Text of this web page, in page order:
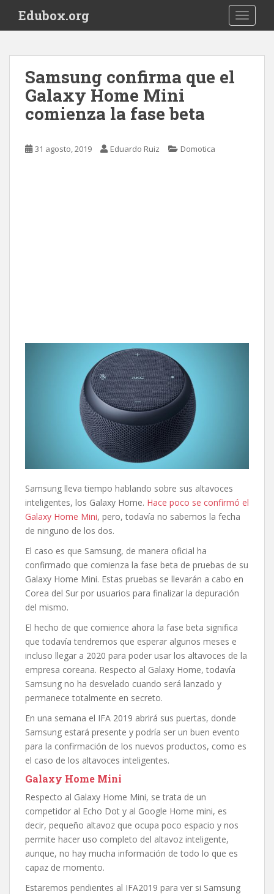
i
Edubox.org
Samsung confirma que el
Galaxy Home Mini
comienza la fase beta
31 agosto, 2019 Eduardo Ruiz Domotica
Samsung lleva tiempo hablando sobre sus altavoces
inteligentes, los Galaxy Home. Hace poco se confirmó el
Galaxy Home Mini, pero, todavía no sabemos la fecha
de ninguno de los dos.
El caso es que Samsung, de manera oficial ha
confirmado que comienza la fase beta de pruebas de su
Galaxy Home Mini. Estas pruebas se llevarán a cabo en
Corea del Sur por usuarios para finalizar la depuración
del mismo.
El hecho de que comience ahora la fase beta significa
que todavía tendremos que esperar algunos meses e
incluso llegar a 2020 para poder usar los altavoces de la
empresa coreana. Respecto al Galaxy Home, todavía
Samsung no ha desvelado cuando será lanzado y
permanece totalmente en secreto.
En una semana el IFA 2019 abrirá sus puertas, donde
Samsung estará presente y podría ser un buen evento
para la confirmación de los nuevos productos, como es
el caso de los altavoces inteligentes.
Galaxy Home Mini
Respecto al Galaxy Home Mini, se trata de un
competidor al Echo Dot y al Google Home mini, es
decir, pequeño altavoz que ocupa poco espacio y nos
permite hacer uso completo del altavoz inteligente,
aunque, no hay mucha información de todo lo que es
capaz de momento.
Estaremos pendientes al IFA2019 para ver si Samsung